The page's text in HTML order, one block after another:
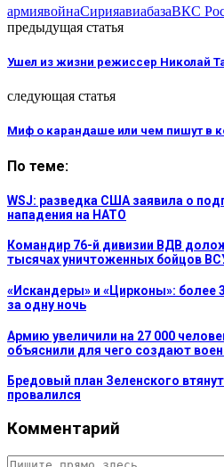
армиявойнаСирияавиабазаВКС
предыдущая статья
Ушел из жизни режиссер Николай
следующая статья
Миф о карандаше или чем пишут в
По теме:
WSJ: разведка США заявила о
нападения на НАТО
Командир 76-й дивизии ВДВ
тысячах уничтоженных бойцов
«Искандеры» и «Цирконы»: более
за одну ночь
Армию увеличили на 27 000
объяснили для чего создают
Бредовый план Зеленского
провалился
Комментарий